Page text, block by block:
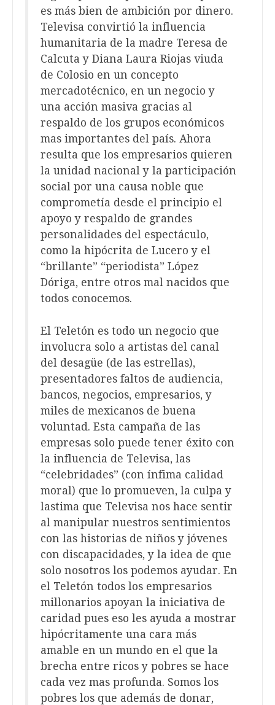
es más bien de ambición por dinero.
Televisa convirtió la influencia
humanitaria de la madre Teresa de
Calcuta y Diana Laura Riojas viuda
de Colosio en un concepto
mercadotécnico, en un negocio y
una acción masiva gracias al
respaldo de los grupos económicos
mas importantes del país. Ahora
resulta que los empresarios quieren
la unidad nacional y la participación
social por una causa noble que
comprometía desde el principio el
apoyo y respaldo de grandes
personalidades del espectáculo,
como la hipócrita de Lucero y el
“brillante” “periodista” López
Dóriga, entre otros mal nacidos que
todos conocemos.
El Teletón es todo un negocio que
involucra solo a artistas del canal
del desagüe (de las estrellas),
presentadores faltos de audiencia,
bancos, negocios, empresarios, y
miles de mexicanos de buena
voluntad. Esta campaña de las
empresas solo puede tener éxito con
la influencia de Televisa, las
“celebridades” (con ínfima calidad
moral) que lo promueven, la culpa y
lastima que Televisa nos hace sentir
al manipular nuestros sentimientos
con las historias de niños y jóvenes
con discapacidades, y la idea de que
solo nosotros los podemos ayudar. En
el Teletón todos los empresarios
millonarios apoyan la iniciativa de
caridad pues eso les ayuda a mostrar
hipócritamente una cara más
amable en un mundo en el que la
brecha entre ricos y pobres se hace
cada vez mas profunda. Somos los
pobres los que además de donar,